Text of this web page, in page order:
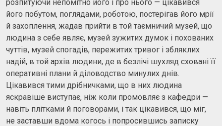
розпитуючи непомітно його і про нього — цікавився
його побутом, поглядами, роботою, постерігав його мрії
й захоплення, жадав прийти в той таємничий музей, що
людина з себе являє, музей зужитих думок і похованих
чуттів, музей спогадів, пережитих тривог і збляклих
надій, в той архів людини, де в безлічі шухляд сховані її
оперативні плани й діловодство минулих днів.
Цікавився тими дрібничками, що в них людина
яскравіше виступає, ніж коли промовляє з кафедри —
навіть плітками й поговорами, і так цікавився, що міг,
не заставши вдома когось і попросившись записку